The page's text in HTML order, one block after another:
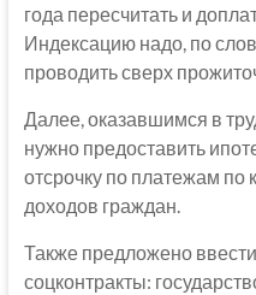
года пересчитать и
Индексацию надо, по
проводить сверх
Далее, оказавшимся в
нужно предоставить
отсрочку по платежам
доходов граждан.
Также предложено
соцконтракты: